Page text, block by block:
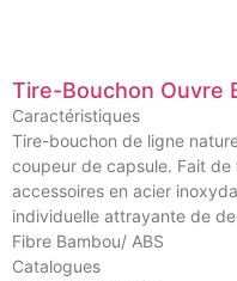
Tire-Bouchon Ouvre
Caractéristiques
Tire-bouchon de ligne
coupeur de capsule. Fait
accessoires en acier
individuelle attrayante de
Fibre Bambou/ ABS
Catalogues